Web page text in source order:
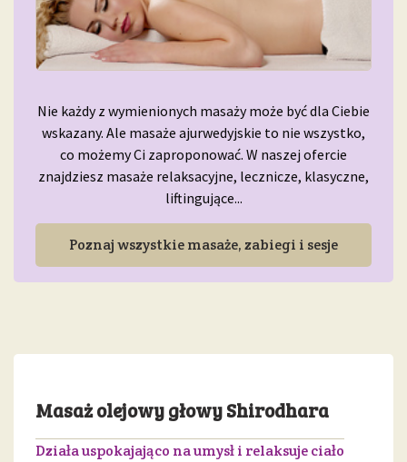
Nie każdy z wymienionych masaży może być dla Ciebie
wskazany. Ale masaże ajurwedyjskie to nie wszystko,
co możemy Ci zaproponować. W naszej ofercie
znajdziesz masaże relaksacyjne, lecznicze, klasyczne,
liftingujące...
Poznaj wszystkie masaże, zabiegi i sesje
Masaż olejowy głowy Shirodhara
Działa uspokajająco na umysł i relaksuje ciało